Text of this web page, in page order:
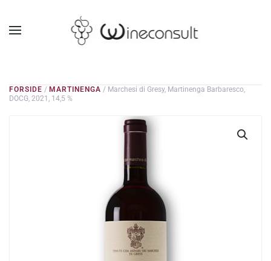
GÅ TIL HOVEDINDHOLD
FORSIDE / MARTINENGA / Marchesi di Gresy, Martinenga Barbaresco,
DOCG, 2021, 14,5 %